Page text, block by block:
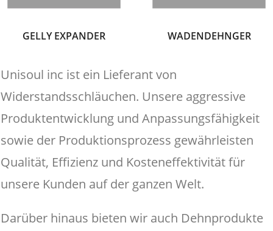
GELLY EXPANDER WADENDEHNGER
Unisoul inc ist ein Lieferant von
Widerstandsschläuchen. Unsere aggressive
Produktentwicklung und Anpassungsfähigkeit
sowie der Produktionsprozess gewährleisten
Qualität, Effizienz und Kosteneffektivität für
unsere Kunden auf der ganzen Welt.
Darüber hinaus bieten wir auch Dehnprodukte